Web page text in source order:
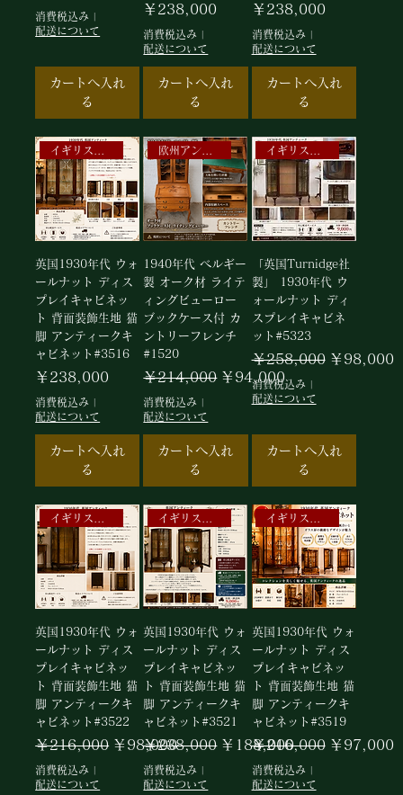
消費税込み |
配送について
カートへ入れ
る
価格
￥238,000
消費税込み |
配送について
カートへ入れ
る
価格
￥238,000
消費税込み|
配送について
カートへ入れ
る
英国1930年代 ウォ
ールナット ディス
プレイキャビネッ
ト 背面装飾生地 猫
脚 アンティークキ
ャビネット#3516
価格
￥238,000
消費税込み
配送について
カートへ入れ
る
1940年代 ベルギー
製 オーク材 ライテ
ィングビューロー
ブックケース付 カ
ントリーフレンチ
#1520
通常価格
￥214,000 セール価格
￥94,000
消費税込み
配送について
カートへ入れ
る
「英国Turnidge社
製」 1930年代 ウ
ォールナット ディ
スプレイキャビネ
ット#5323
通常価格
￥258,000 セール価格
￥98,000
消費税込み|
配送について
カートへ入れ
る
英国1930年代 ウォ
ールナット ディス
プレイキャビネッ
ト 背面装飾生地 猫
脚 アンティークキ
ャビネット#3522
通常価格
￥216,000 セール価格
￥98,000
消費税込み
配送について
英国1930年代 ウォ
ールナット ディス
プレイキャビネッ
ト 背面装飾生地 猫
脚 アンティークキ
ャビネット#3521
通常価格
￥238,000 セール価格
￥188,000
消費税込み
配送について
英国1930年代 ウォ
ールナット ディス
プレイキャビネッ
ト 背面装飾生地 猫
脚 アンティークキ
ャビネット#3519
通常価格
￥216,000 セール価格
￥97,000
消費税込み|
配送について